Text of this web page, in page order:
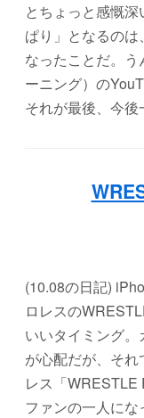
とちょっと感慨
ぱり」となるの
なったことだ。う
ーニング）の
それが最後、今後
(10.08の日記)
ロレスの
いいタイミング
が心配だが、それ
レス「
ファンの一人にな